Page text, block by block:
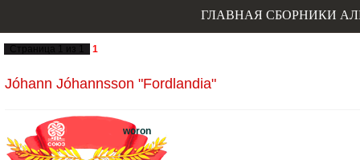
ГЛАВНАЯ СБОРНИКИ
Страница 1 из 1 1
Jóhann Jóhannsson "Fordlandia"
woron